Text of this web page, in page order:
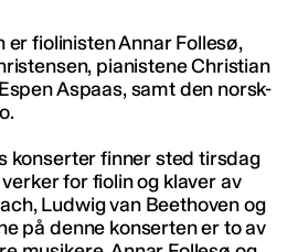
fiolinisten Annar Follesø,
pianistene Christian
Aspaas, samt den norsk-
konserter finner sted tirsdag
for fiolin og klaver av
Ludwig van Beethoven og
på denne konserten er to av